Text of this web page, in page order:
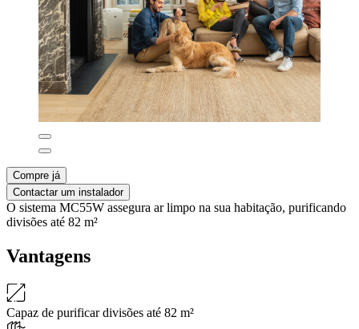
Compre já
Contactar um instalador
O sistema MC55W assegura ar limpo na sua habitação, purificando
divisões até 82 m²
Vantagens
Capaz de purificar divisões até 82 m²